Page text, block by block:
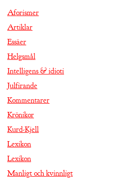
Aforismer
Artiklar
Essäer
Helgsmål
Intelligens & idioti
Julfirande
Kommentarer
Krönikor
Kurd-Kjell
Lexikon
Lexikon
Manligt och kvinnligt